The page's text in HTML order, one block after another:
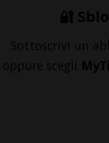
🔐
Sottoscrivi un
oppure scegli